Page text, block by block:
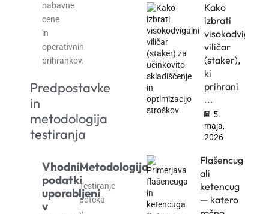
nabavne
cene
in
operativnih
prihrankov.
Predpostavke
in
metodologija
testiranja
Vhodni
podatki
uporabljeni
v
Metodologija
Testiranje
poteka
Kako
izbrati
visokodvigalni
viličar
(staker),
ki
prihrani
...
5.
maja,
2026
Flašencug
ali
ketencug
— katero